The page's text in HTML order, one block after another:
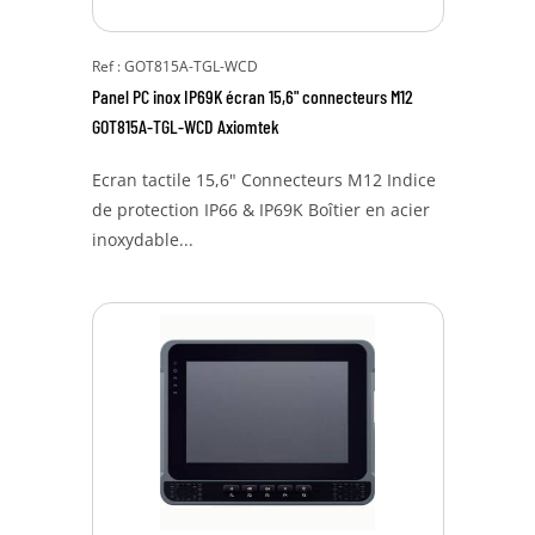
Ref : GOT815A-TGL-WCD
Panel PC inox IP69K écran 15,6" connecteurs M12
GOT815A-TGL-WCD Axiomtek
Ecran tactile 15,6" Connecteurs M12 Indice
de protection IP66 & IP69K Boîtier en acier
inoxydable...